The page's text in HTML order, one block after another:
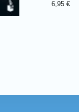
6,95 €